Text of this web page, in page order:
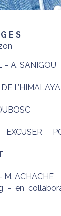
E S
– A. SANIGOU
EXCUSER
M. ACHACHE
– en